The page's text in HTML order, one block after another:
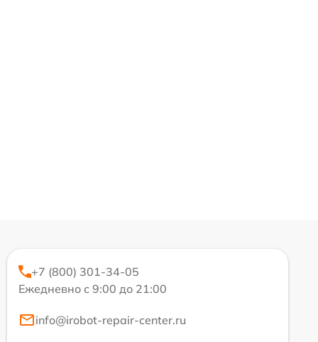
+7 (800) 301-34-05
Ежедневно с 9:00 до 21:00
info@irobot-repair-center.ru